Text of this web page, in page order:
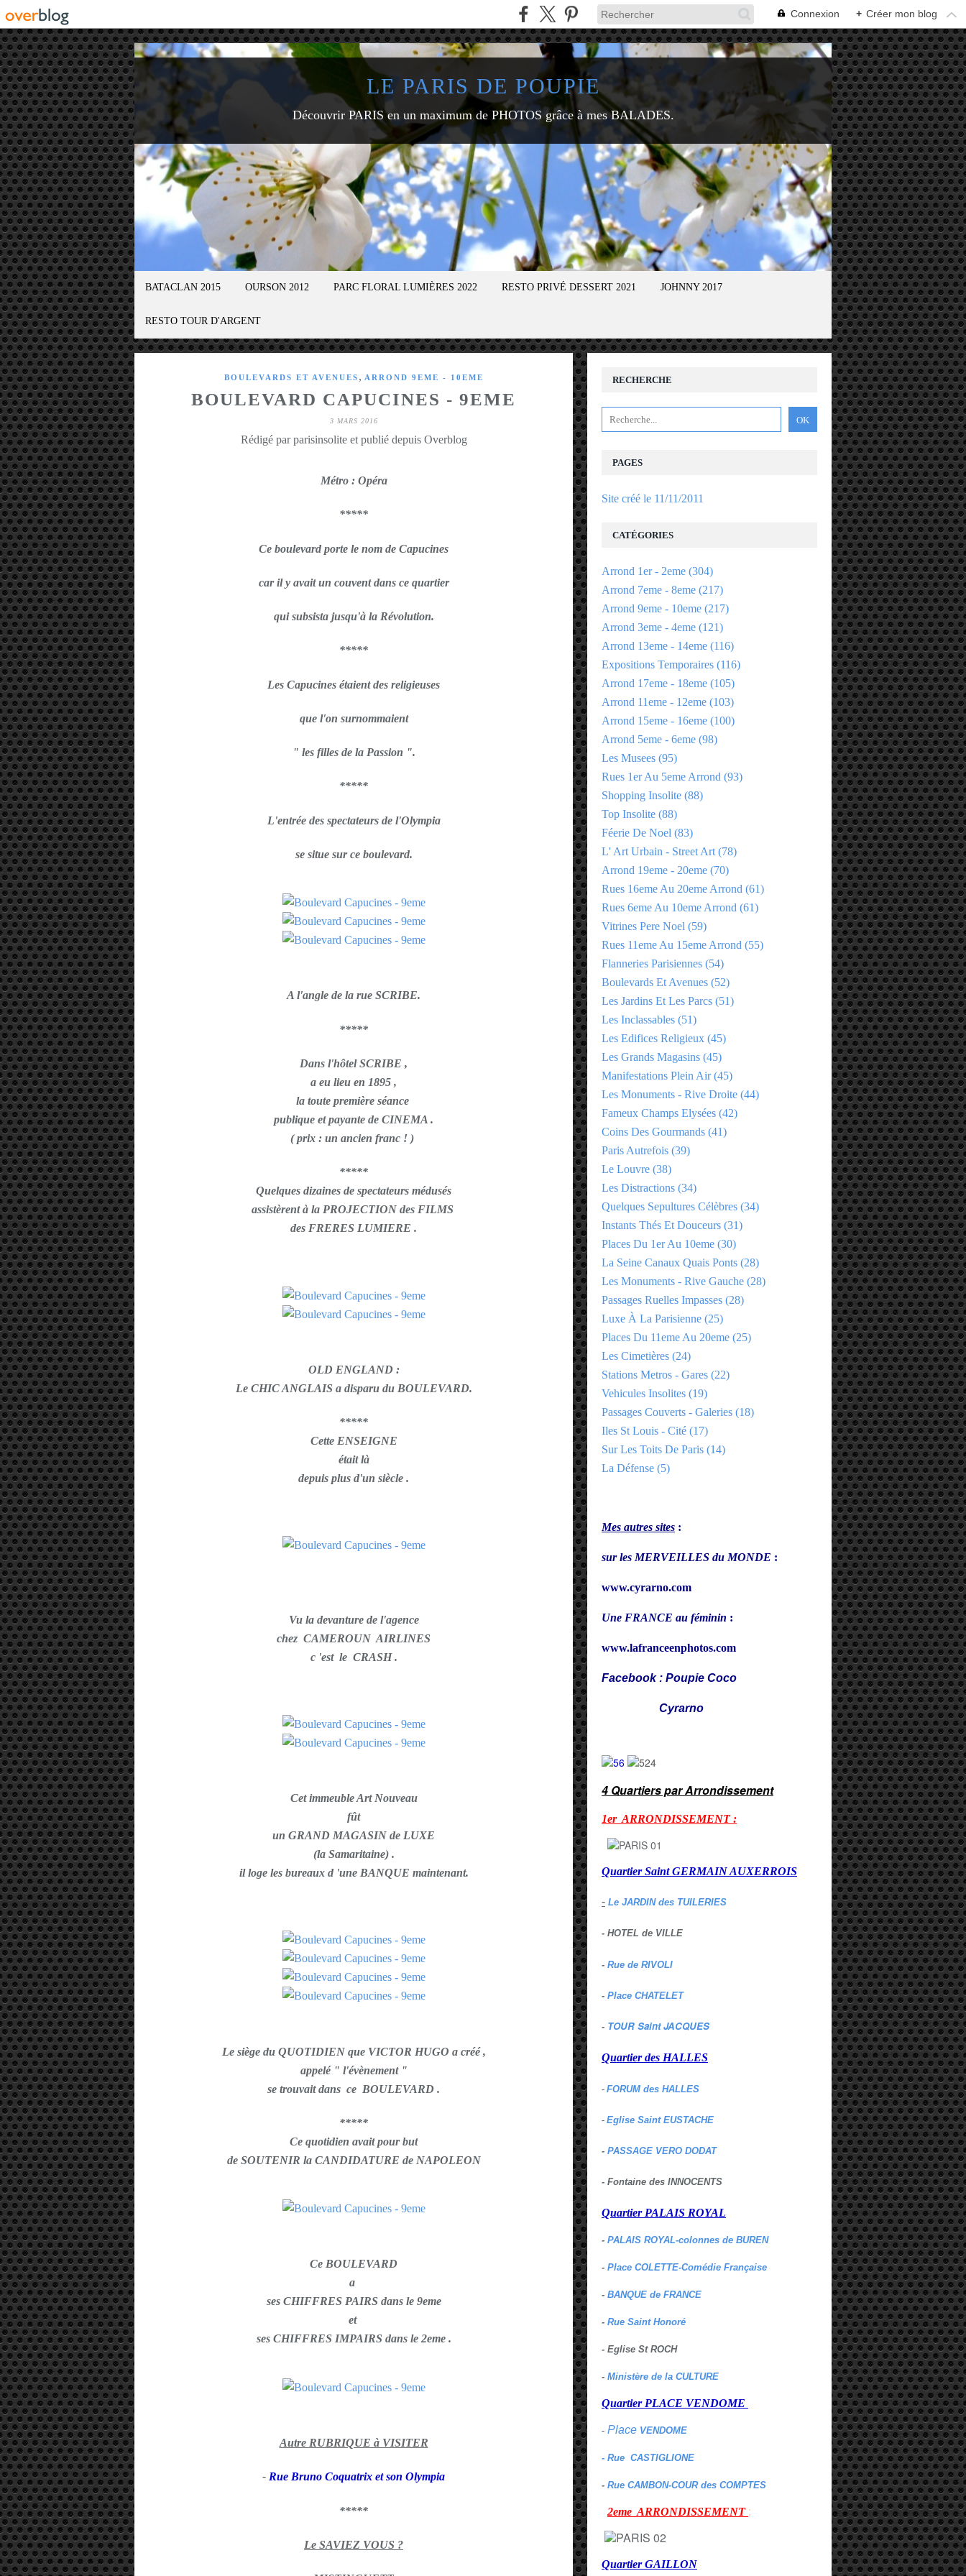
Connexion + Créer mon blog
LE PARIS DE POUPIE
Découvrir PARIS en un maximum de PHOTOS grâce à mes BALADES.
BATACLAN 2015 OURSON 2012 PARC FLORAL LUMIÈRES 2022 RESTO PRIVÉ DESSERT 2021 JOHNNY 2017
RESTO TOUR D'ARGENT
BOULEVARDS ET AVENUES , ARROND 9EME - 10EME
BOULEVARD CAPUCINES - 9EME
3 MARS 2016
Rédigé par parisinsolite et publié depuis Overblog
Métro : Opéra
*****
Ce boulevard porte le nom de Capucines
car il y avait un couvent dans ce quartier
qui subsista jusqu'à la Révolution.
*****
Les Capucines étaient des religieuses
que l'on surnommaient
" les filles de la Passion ".
*****
L'entrée des spectateurs de l'Olympia
se situe sur ce boulevard.
A l'angle de la rue SCRIBE.
*****
Dans l'hôtel SCRIBE ,
a eu lieu en 1895 ,
la toute première séance
publique et payante de CINEMA .
( prix : un ancien franc ! )
*****
Quelques dizaines de spectateurs médusés
assistèrent à la PROJECTION des FILMS
des FRERES LUMIERE .
OLD ENGLAND :
Le CHIC ANGLAIS a disparu du BOULEVARD.
*****
Cette ENSEIGNE
était là
depuis plus d'un siècle .
Vu la devanture de l'agence
chez CAMEROUN AIRLINES
c 'est le CRASH .
Cet immeuble Art Nouveau
fût
un GRAND MAGASIN de LUXE
(la Samaritaine) .
il loge les bureaux d 'une BANQUE maintenant.
Le siège du QUOTIDIEN que VICTOR HUGO a créé ,
appelé " l'évènement "
se trouvait dans ce BOULEVARD .
*****
Ce quotidien avait pour but
de SOUTENIR la CANDIDATURE de NAPOLEON
Ce BOULEVARD
a
ses CHIFFRES PAIRS dans le 9eme
et
ses CHIFFRES IMPAIRS dans le 2eme .
Autre RUBRIQUE à VISITER
- Rue Bruno Coquatrix et son Olympia
*****
Le SAVIEZ VOUS ?
RECHERCHE
PAGES
Site créé le 11/11/2011
CATÉGORIES
Arrond 1er - 2eme (304)
Arrond 7eme - 8eme (217)
Arrond 9eme - 10eme (217)
Arrond 3eme - 4eme (121)
Arrond 13eme - 14eme (116)
Expositions Temporaires (116)
Arrond 17eme - 18eme (105)
Arrond 11eme - 12eme (103)
Arrond 15eme - 16eme (100)
Arrond 5eme - 6eme (98)
Les Musees (95)
Rues 1er Au 5eme Arrond (93)
Shopping Insolite (88)
Top Insolite (88)
Féerie De Noel (83)
L' Art Urbain - Street Art (78)
Arrond 19eme - 20eme (70)
Rues 16eme Au 20eme Arrond (61)
Rues 6eme Au 10eme Arrond (61)
Vitrines Pere Noel (59)
Rues 11eme Au 15eme Arrond (55)
Flanneries Parisiennes (54)
Boulevards Et Avenues (52)
Les Jardins Et Les Parcs (51)
Les Inclassables (51)
Les Edifices Religieux (45)
Les Grands Magasins (45)
Manifestations Plein Air(45)
Les Monuments - Rive Droite (44)
Fameux Champs Elysées (42)
Coins Des Gourmands (41)
Paris Autrefois (39)
Le Louvre (38)
Les Distractions (34)
Quelques Sepultures Célèbres (34)
Instants Thés Et Douceurs (31)
Places Du 1er Au 10eme (30)
La Seine Canaux Quais Ponts (28)
Les Monuments - Rive Gauche (28)
Passages Ruelles Impasses (28)
Luxe À La Parisienne (25)
Places Du 11eme Au 20eme (25)
Les Cimetières (24)
Stations Metros - Gares (22)
Vehicules Insolites (19)
Passages Couverts - Galeries (18)
Iles St Louis - Cité (17)
Sur Les Toits De Paris (14)
La Défense (5)
Mes autres sites :
sur les MERVEILLES du MONDE :
www.cyrarno.com
Une FRANCE au féminin :
www.lafranceenphotos.com
Facebook : Poupie Coco
Cyrarno
4 Quartiers par Arrondissement
1er ARRONDISSEMENT :
Quartier Saint GERMAIN AUXERROIS
- Le JARDIN des TUILERIES
- HOTEL de VILLE
- Rue de RIVOLI
- Place CHATELET
- TOUR Saint JACQUES
Quartier des HALLES
- FORUM des HALLES
- Eglise Saint EUSTACHE
- PASSAGE VERO DODAT
- Fontaine des INNOCENTS
Quartier PALAIS ROYAL
- PALAIS ROYAL-colonnes de BUREN
- Place COLETTE-Comédie Française
- BANQUE de FRANCE
- Rue Saint Honoré
- Eglise St ROCH
- Ministère de la CULTURE
Quartier PLACE VENDOME
- Place VENDOME
- Rue CASTIGLIONE
- Rue CAMBON-COUR des COMPTES
2eme ARRONDISSEMENT :
Quartier GAILLON